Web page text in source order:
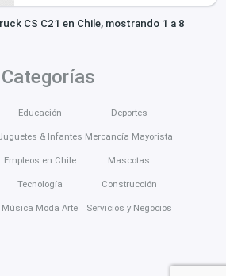
CS C21 en Chile, mostrando 1 a 8
Categorías
Educación
& Infantes
Empleos en Chile
Tecnología
Música Moda Arte
Deportes
Mercancía Mayorista
Mascotas
Construcción
Servicios y Negocios